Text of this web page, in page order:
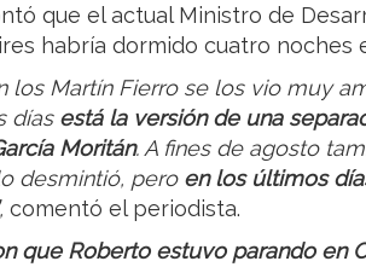
que el actual Ministro de
habría dormido cuatro noches
los Martín Fierro se los vio muy
días está la versión de una
Moritán. A fines de agosto
desmintió, pero en los últimos
, comentó el periodista.
que Roberto estuvo parando en